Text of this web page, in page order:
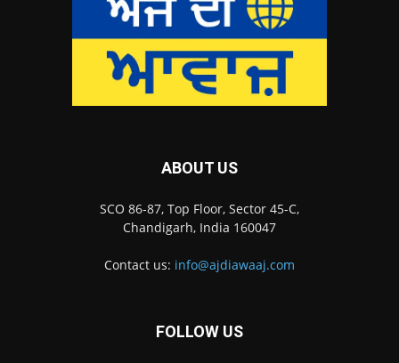
ABOUT US
SCO 86-87, Top Floor, Sector 45-C,
Chandigarh, India 160047
Contact us: info@ajdiawaaj.com
FOLLOW US